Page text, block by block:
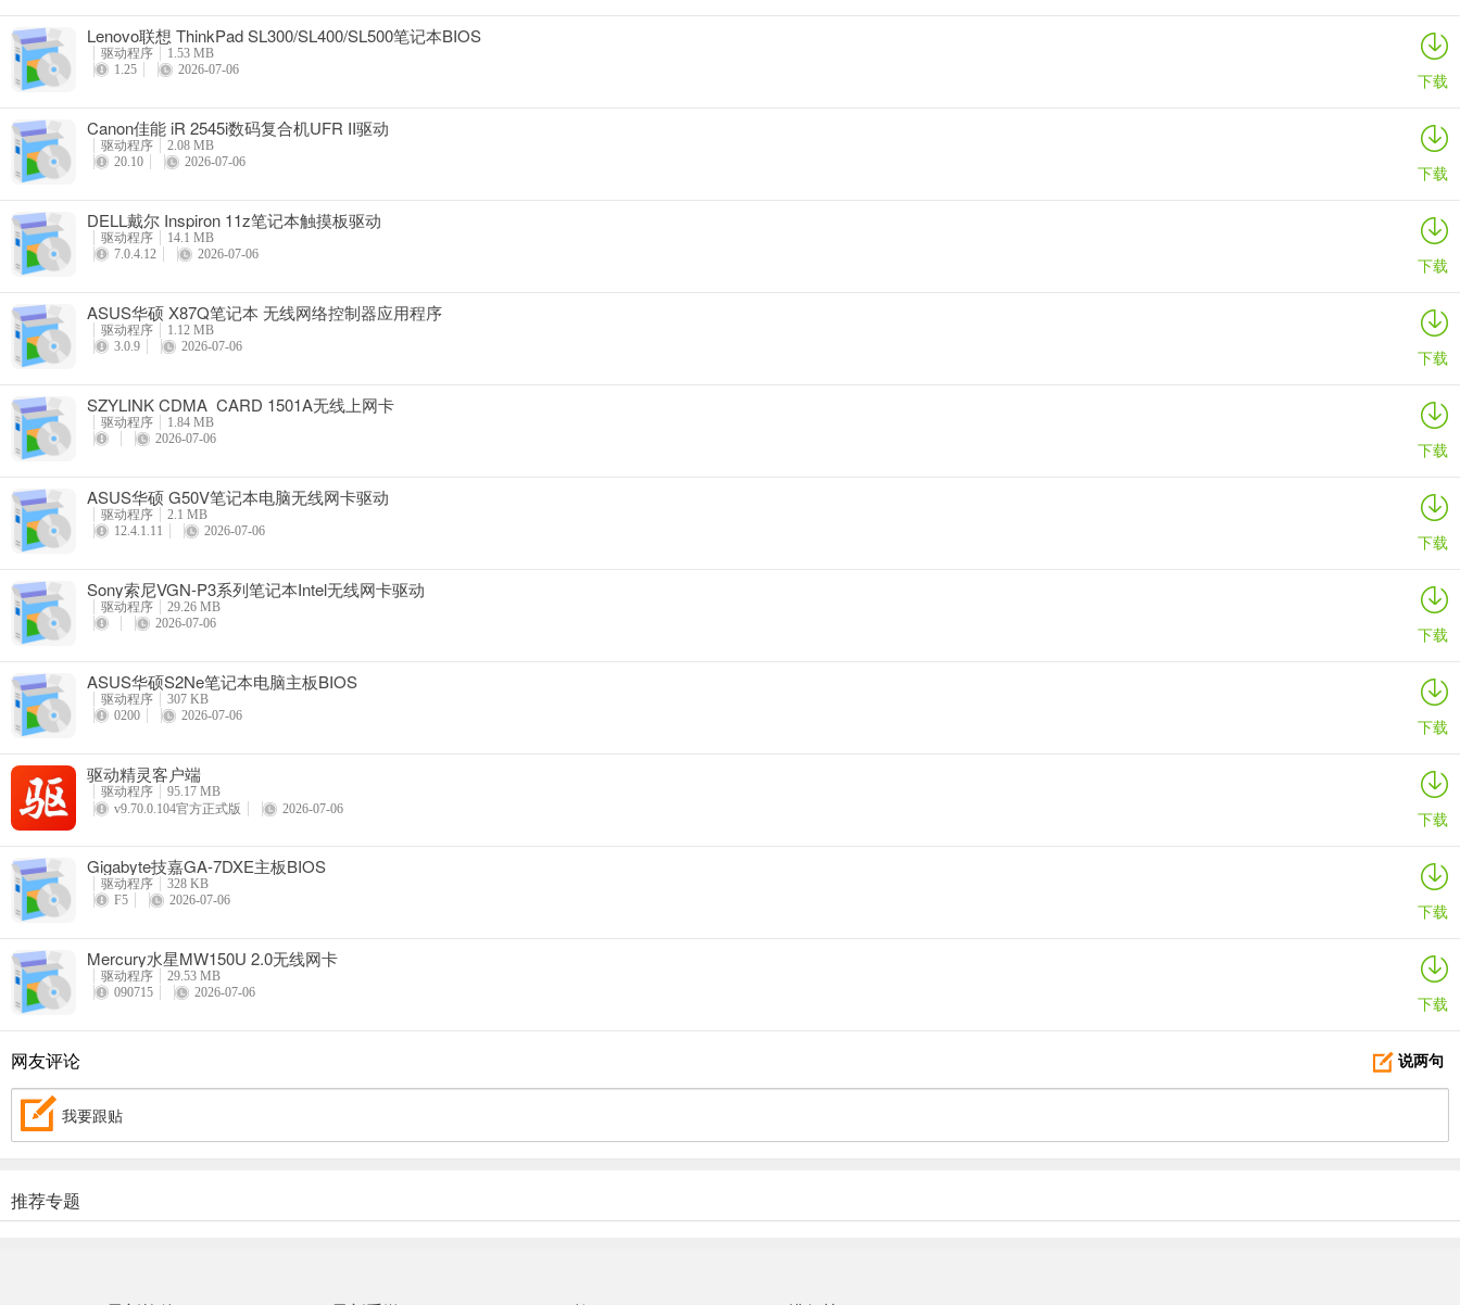
Lenovo联想 ThinkPad SL300/SL400/SL500笔记本BIOS
驱动程序
1.53 MB
1.25
2026-07-06 下载
Canon佳能 iR 2545i数码复合机UFR II驱动
驱动程序
2.08 MB
20.10
2026-07-06 下载
DELL戴尔 Inspiron 11z笔记本触摸板驱动
驱动程序
14.1 MB
7.0.4.12
2026-07-06 下载
ASUS华硕 X87Q笔记本 无线网络控制器应用程序
驱动程序
1.12 MB
3.0.9
2026-07-06 下载
SZYLINK CDMA_CARD 1501A无线上网卡
驱动程序
1.84 MB
2026-07-06
下载
ASUS华硕 G50V笔记本电脑无线网卡驱动
驱动程序
2.1 MB
12.4.1.11
2026-07-06 下载
Sony索尼VGN-P3系列笔记本Intel无线网卡驱动
驱动程序
29.26 MB
2026-07-06
下载
ASUS华硕S2Ne笔记本电脑主板BIOS
驱动程序
307 KB
0200
2026-07-06 下载
驱动精灵客户端
驱动程序
95.17 MB
v9.70.0.104官方正式版
2026-07-06 下载
Gigabyte技嘉GA-7DXE主板BIOS
驱动程序
328 KB
F5
2026-07-06 下载
Mercury水星MW150U 2.0无线网卡
驱动程序
29.53 MB
090715
2026-07-06 下载
说两句
网友评论
我要跟贴
推荐专题